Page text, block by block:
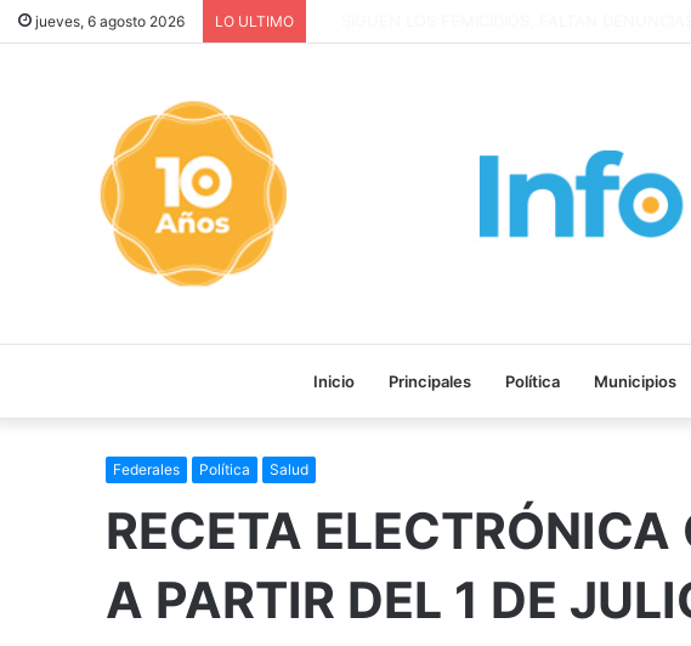
jueves, 6 agosto 2026 LO ULTIMO
Inicio Principales Política Municipios
Federales Política Salud
RECETA
A PARTIR DEL 1 DE